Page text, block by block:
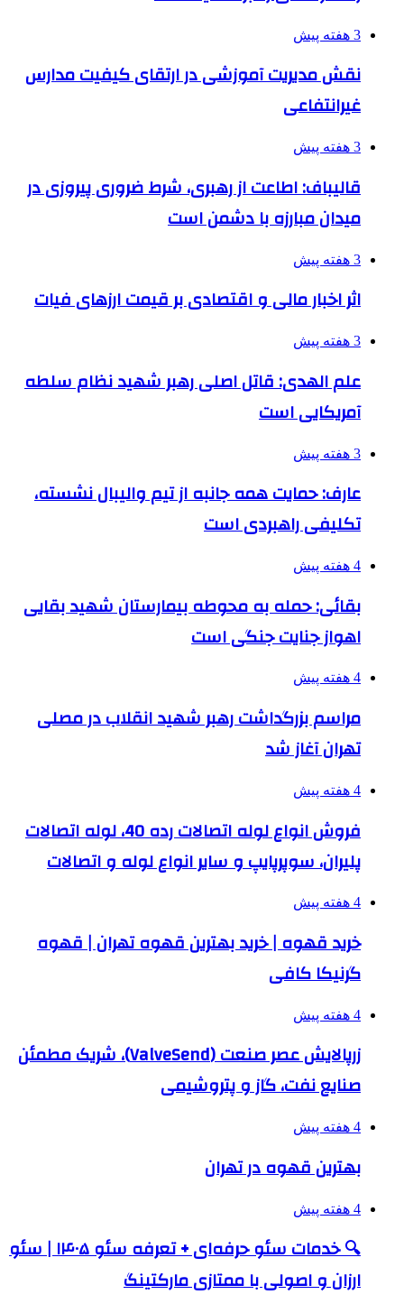
3 هفته پیش
نقش مدیریت آموزشی در ارتقای کیفیت مدارس
غیرانتفاعی
3 هفته پیش
قالیباف: اطاعت از رهبری، شرط ضروری پیروزی در
میدان مبارزه با دشمن است
3 هفته پیش
اثر اخبار مالی و اقتصادی بر قیمت ارزهای فیات
3 هفته پیش
علم الهدی: قاتل اصلی رهبر شهید نظام سلطه
آمریکایی است
3 هفته پیش
عارف: حمایت همه جانبه از تیم والیبال نشسته،
تکلیفی راهبردی است
4 هفته پیش
بقائی: حمله به محوطه بیمارستان شهید بقایی
اهواز جنایت جنگی است
4 هفته پیش
مراسم بزرگداشت رهبر شهید انقلاب در مصلی
تهران آغاز شد
4 هفته پیش
فروش انواع لوله اتصالات رده 40، لوله اتصالات
پلیران، سوپرپایپ و سایر انواع لوله و اتصالات
4 هفته پیش
خرید قهوه | خرید بهترین قهوه تهران | قهوه
گرنیکا کافی
4 هفته پیش
زرپالایش عصر صنعت (ValveSend)، شریک مطمئن
صنایع نفت، گاز و پتروشیمی
4 هفته پیش
بهترین قهوه در تهران
4 هفته پیش
🔍 خدمات سئو حرفه‌ای + تعرفه سئو ۱۴۰۵ | سئو
ارزان و اصولی با ممتازی مارکتینگ